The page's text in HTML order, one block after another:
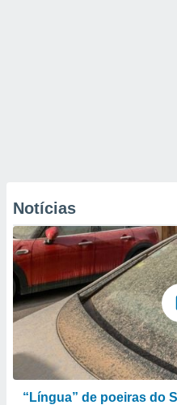
Notícias
“Língua” de poeiras do